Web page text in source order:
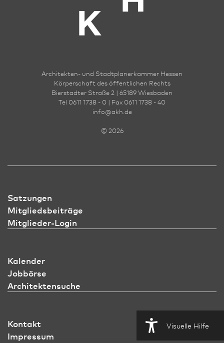
Visuelle Hilfe
Architekten- und Stadt­planer­kammer Hessen
Körperschaft des öffentlichen Rechts
Bierstadter Straße 2 | 65189 Wies­ba­den
Tel 0611 1738 - 0 | Fax 0611 1738 - 40
info@akh.de
© 2026
Satzungen
Mitgliedsbeiträge
Mitglieder-Login
Kalender
Jobbörse
Architektensuche
Kontakt
Impressum